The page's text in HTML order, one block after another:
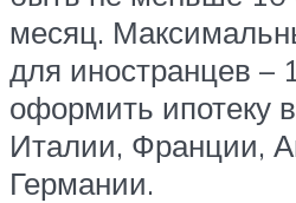
месяц.
для иностранцев –
оформить ипотеку
Италии, Франции,
Германии.